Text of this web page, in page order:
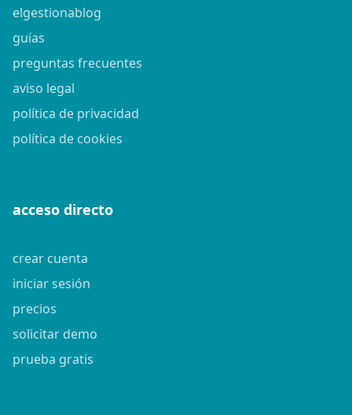
elgestionablog
guías
preguntas frecuentes
aviso legal
política de privacidad
política de cookies
acceso directo
crear cuenta
iniciar sesión
precios
solicitar demo
prueba gratis